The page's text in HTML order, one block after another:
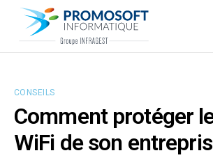
Qui sommes-nous ?
Nos ressources
Support
CONSEILS
Comment protéger
WiFi de son